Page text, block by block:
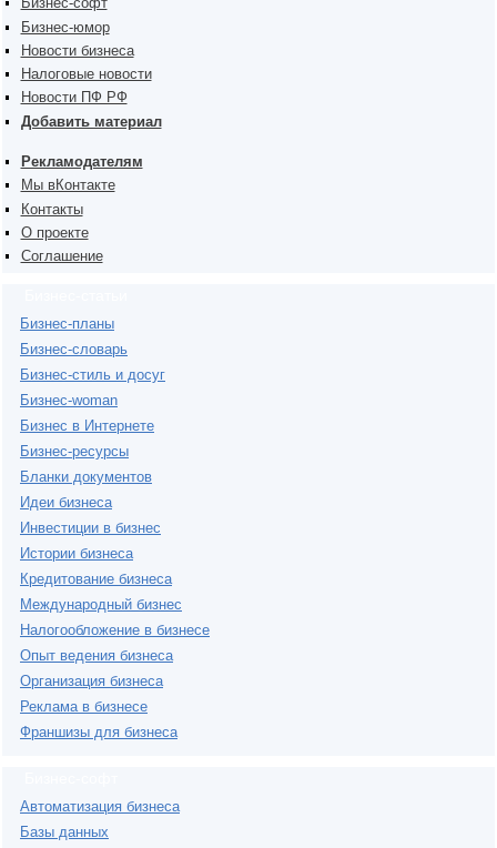
Бизнес-юмор
Новости бизнеса
Налоговые новости
Новости ПФ РФ
Добавить материал
Рекламодателям
Мы вКонтакте
Контакты
О проекте
Соглашение
Бизнес-планы
Бизнес-словарь
Бизнес-стиль и досуг
Бизнес-woman
Бизнес в Интернете
Бизнес-ресурсы
Бланки документов
Идеи бизнеса
Инвестиции в бизнес
Истории бизнеса
Кредитование бизнеса
Международный бизнес
Налогообложение в бизнесе
Опыт ведения бизнеса
Организация бизнеса
Реклама в бизнесе
Франшизы для бизнеса
Автоматизация бизнеса
Базы данных